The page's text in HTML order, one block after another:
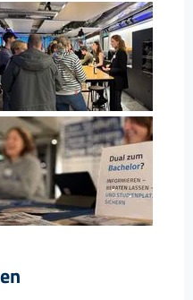
larger version
larger version for: